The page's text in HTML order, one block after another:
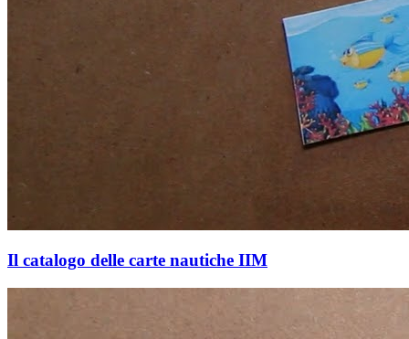
Il catalogo delle carte nautiche IIM